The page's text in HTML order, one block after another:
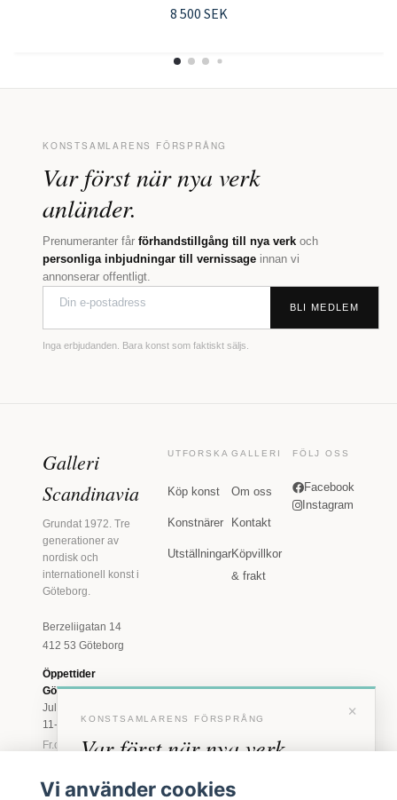
8 500 SEK
KONSTSAMLARENS FÖRSPRÅNG
Var först när nya verk
anländer.
Prenumeranter får förhandstillgång till nya verk och
personliga inbjudningar till vernissage innan vi
annonserar offentligt.
BLI MEDLEM
Inga erbjudanden. Bara konst som faktiskt säljs.
Galleri
Scandinavia
Grundat 1972. Tre
generationer av
nordisk och
internationell konst i
Göteborg.
Berzeliigatan 14
412 53 Göteborg
Öppettider
Göteborg
Juli: Tis 11-18 · Lör
11-16
Fr.o.m. augusti: Tis-
16
UTFORSKA
Köp konst
Konstnärer
Utställningar
GALLERI
Om oss
Kontakt
Köpvillkor
& frakt
FÖLJ OSS
Facebook
Instagram
×
KONSTSAMLARENS FÖRSPRÅNG
Var först när nya verk
anländer
Vi använder cookies